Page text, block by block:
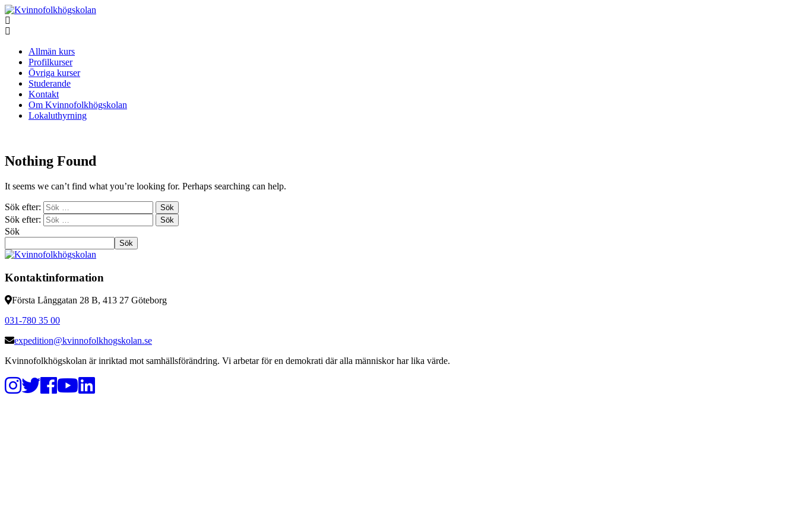
Allmän kurs
Profilkurser
Övriga kurser
Studerande
Kontakt
Om Kvinnofolkhögskolan
Lokaluthyrning
Nothing Found
It seems we can’t find what you’re looking for. Perhaps searching can help.
Sök efter:
Sök efter:
Sök
Sök
Kontaktinformation
Första Långgatan 28 B, 413 27 Göteborg
031-780 35 00
expedition@kvinnofolkhogskolan.se
Kvinnofolkhögskolan är inriktad mot samhällsförändring. Vi arbetar för en demokrati där alla människor har lika värde.